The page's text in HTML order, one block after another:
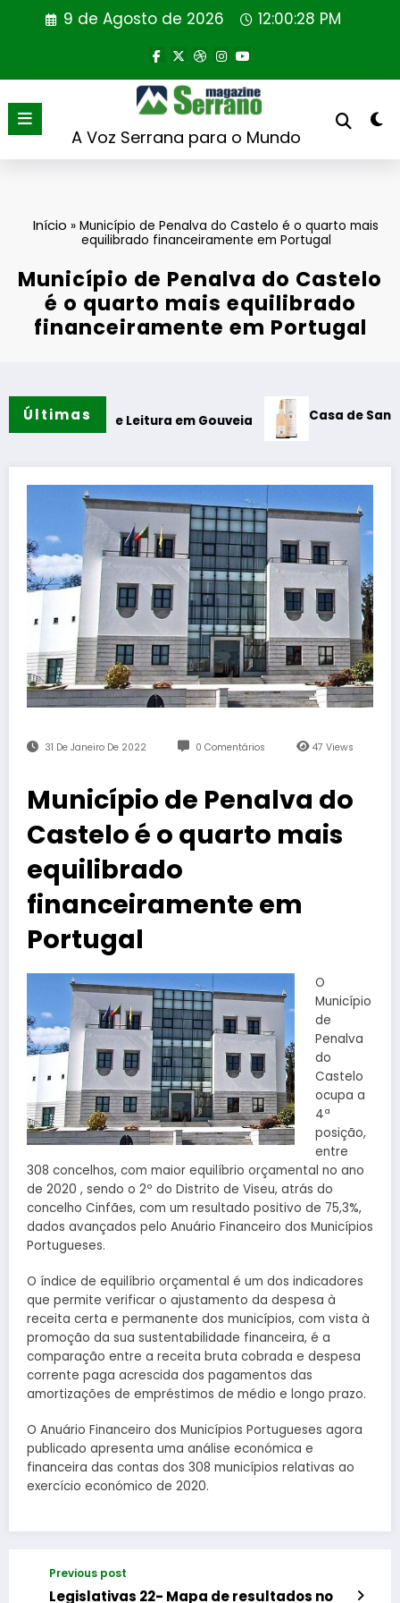
9 de Agosto de 2026 12:00:29 PM
A Voz Serrana para o Mundo
Início »Município de Penalva do Castelo é o quarto mais
equilibrado financeiramente em Portugal
Município de Penalva do Castelo
é o quarto mais equilibrado
financeiramente em Portugal
Últimas
de Leitura em Gouveia Casa de Santar Vinhos
31 De Janeiro De 2022 0 Comentários 47Views
Município de Penalva do
Castelo é o quarto mais
equilibrado
financeiramente em
Portugal
O
Município
de
Penalva
do
Castelo
ocupa a
4ª
posição,
entre
308 concelhos, com maior equilíbrio orçamental no ano
de 2020 , sendo o 2º do Distrito de Viseu, atrás do
concelho Cinfães, com um resultado positivo de 75,3%,
dados avançados pelo Anuário Financeiro dos Municípios
Portugueses.
O índice de equilíbrio orçamental é um dos indicadores
que permite verificar o ajustamento da despesa à
receita certa e permanente dos municípios, com vista à
promoção da sua sustentabilidade financeira, é a
comparação entre a receita bruta cobrada e despesa
corrente paga acrescida dos pagamentos das
amortizações de empréstimos de médio e longo prazo.
O Anuário Financeiro dos Municípios Portugueses agora
publicado apresenta uma análise económica e
financeira das contas dos 308 municípios relativas ao
exercício económico de 2020.
Previous post
Legislativas 22- Mapa de resultados no